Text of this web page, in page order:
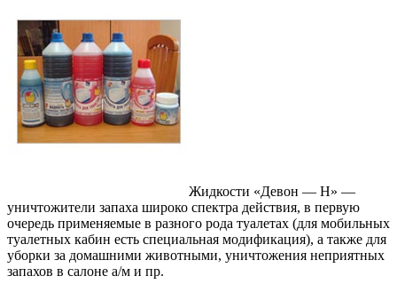
Жидкости «Девон — Н» —
уничтожители запаха широко спектра действия, в первую
очередь применяемые в разного рода туалетах (для мобильных
туалетных кабин есть специальная модификация), а также для
уборки за домашними животными, уничтожения неприятных
запахов в салоне а/м и пр.